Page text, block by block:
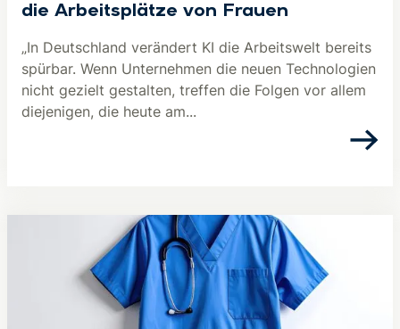
die Arbeitsplätze von Frauen
„In Deutschland verändert KI die Arbeitswelt bereits
spürbar. Wenn Unternehmen die neuen Technologien
nicht gezielt gestalten, treffen die Folgen vor allem
diejenigen, die heute am...